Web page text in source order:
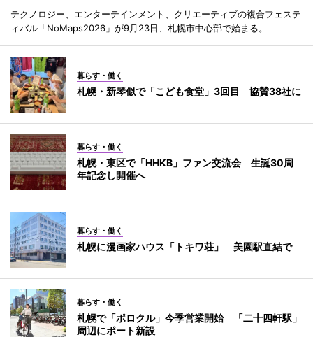
テクノロジー、エンターテインメント、クリエーティブの複合フェステ
ィバル「NoMaps2026」が9月23日、札幌市中心部で始まる。
暮らす・働く
札幌・新琴似で「こども食堂」3回目 協賛38社に
暮らす・働く
札幌・東区で「HHKB」ファン交流会 生誕30周
年記念し開催へ
暮らす・働く
札幌に漫画家ハウス「トキワ荘」 美園駅直結で
暮らす・働く
札幌で「ポロクル」今季営業開始 「二十四軒駅」
周辺にポート新設